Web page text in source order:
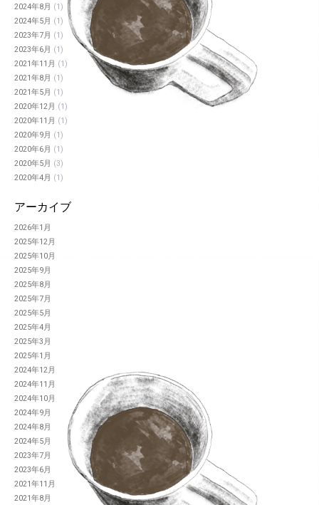
2024年8月 (1)
2024年5月 (1)
2023年7月 (1)
2023年6月 (1)
2021年11月 (1)
2021年8月 (1)
2021年5月 (1)
2020年12月 (1)
2020年11月 (1)
2020年9月 (1)
2020年6月 (1)
2020年5月 (3)
2020年4月 (1)
アーカイブ
2026年1月
2025年12月
2025年10月
2025年9月
2025年8月
2025年7月
2025年5月
2025年4月
2025年3月
2025年1月
2024年12月
2024年11月
2024年10月
2024年9月
2024年8月
2024年5月
2023年7月
2023年6月
2021年11月
2021年8月